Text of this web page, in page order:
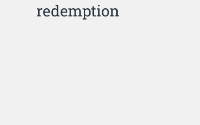
redemption